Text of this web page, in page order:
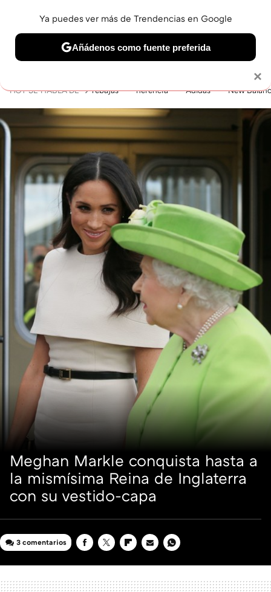
BELLEZA SHOPPING VIAJES GASTRO SNEAKERS
HOY SE HABLA DE rebajas herencia Adidas New
Meghan Markle conquista hasta a
la mismísima Reina de Inglaterra
con su vestido-capa
3 comentarios
×
Ya puedes ver más de Trendencias en Google
Añádenos como fuente preferida